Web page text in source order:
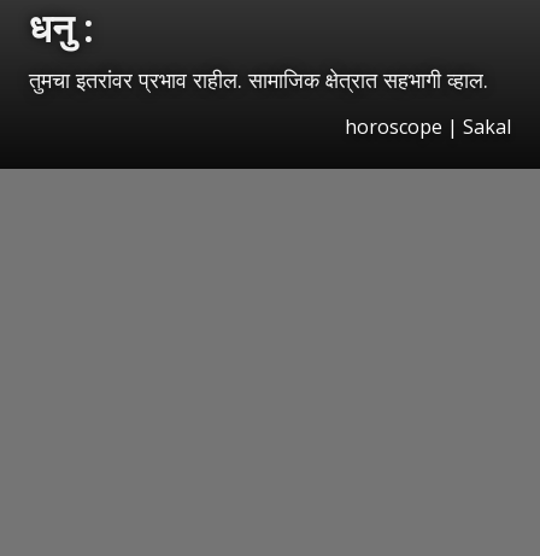
धनु :
तुमचा इतरांवर प्रभाव राहील. सामाजिक क्षेत्रात सहभागी व्हाल.
horoscope | Sakal